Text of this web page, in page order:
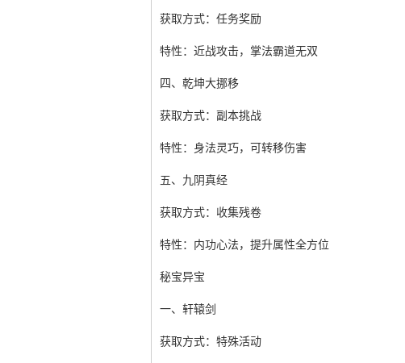
获取方式：任务奖励
特性：近战攻击，掌法霸道无双
四、乾坤大挪移
获取方式：副本挑战
特性：身法灵巧，可转移伤害
五、九阴真经
获取方式：收集残卷
特性：内功心法，提升属性全方位
秘宝异宝
一、轩辕剑
获取方式：特殊活动